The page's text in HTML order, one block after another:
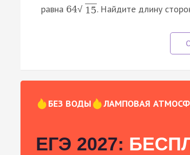
равна 64√ 15. Найдите длину
БЕЗ ВОДЫ ЛАМПОВАЯ
ЕГЭ 2027: